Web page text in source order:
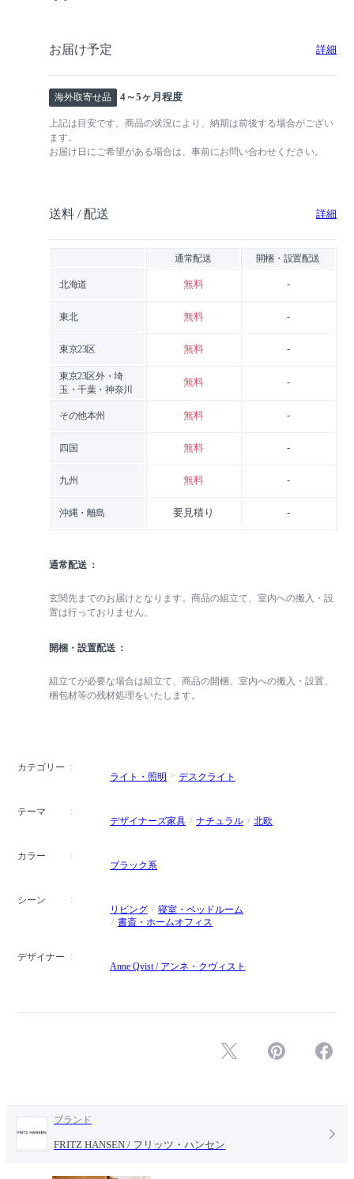
お届け予定 詳細
海外取寄せ品 4～5ヶ月程度
上記は目安です。商品の状況により、納期は前後する場合がござい
ます。
お届け日にご希望がある場合は、事前にお問い合わせください。
送料 / 配送 詳細
通常配送 開梱・設置配送
北海道 無料 -
東北 無料 -
東京23区 無料 -
東京23区外・埼
玉・千葉・神奈川
無料 -
その他本州 無料 -
四国 無料 -
九州 無料 -
沖縄・離島 要見積り -
通常配送
玄関先までのお届けとなります。商品の組立て、室内への搬入・設
置は行っておりません。
開梱・設置配送
組立てが必要な場合は組立て、商品の開梱、室内への搬入・設置、
梱包材等の残材処理をいたします。
カテゴリー
ライト・照明
デスクライト
テーマ
デザイナーズ家具
ナチュラル 北欧
カラー
ブラック系
シーン
リビング
寝室・ベッドルーム
書斎・ホームオフィス
デザイナー
Anne Qvist / アンネ・クヴィスト
ブランド
FRITZ HANSEN / フリッツ・ハンセン